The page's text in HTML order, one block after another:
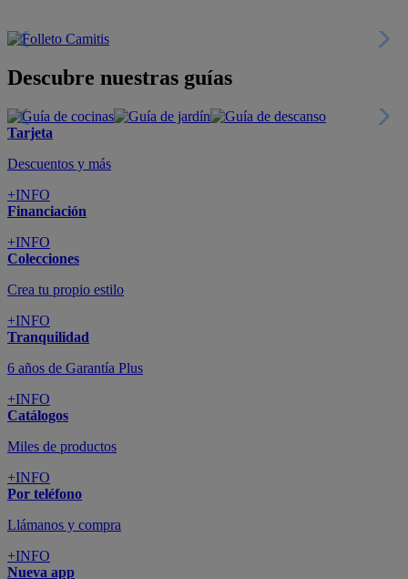
Descubre nuestras guías
Tarjeta
Descuentos y más
+INFO
Financiación
+INFO
Colecciones
Crea tu propio estilo
+INFO
Tranquilidad
6 años de Garantía Plus
+INFO
Catálogos
Miles de productos
+INFO
Por teléfono
Llámanos y compra
+INFO
Nueva app